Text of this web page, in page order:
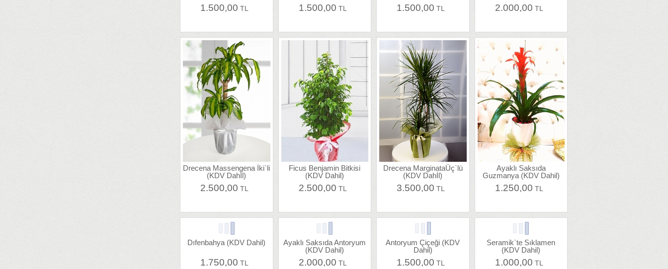
1.500,00 TL 1.500,00 TL 1.500,00 TL 2.000,00 TL
Drecena Massengena İki`li
(KDV Dahİl)
2.500,00 TL
Ficus Benjamin Bitkisi
(KDV Dahil)
2.500,00 TL
Drecena MarginataÜç`lü
(KDV Dahİl)
3.500,00 TL
Ayaklı Saksıda
Guzmanya (KDV Dahil)
1.250,00 TL
Dıfenbahya (KDV Dahil)
1.750,00 TL
Ayaklı Saksıda Antoryum
(KDV Dahil)
2.000,00 TL
Antoryum Çiçeği (KDV
Dahil)
1.500,00 TL
Seramik`te Sıklamen
(KDV Dahil)
1.000,00 TL